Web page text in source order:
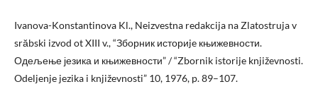
Ivanova-Konstantinova Kl., Neizvestna redakcija na Zlatostruja v
srăbski izvod ot XIII v., “Зборник историje књижевности.
Одељење језика и књижевности” / “Zbornik istorije književnosti.
Odeljenje jezika i književnosti” 10, 1976, p. 89–107.